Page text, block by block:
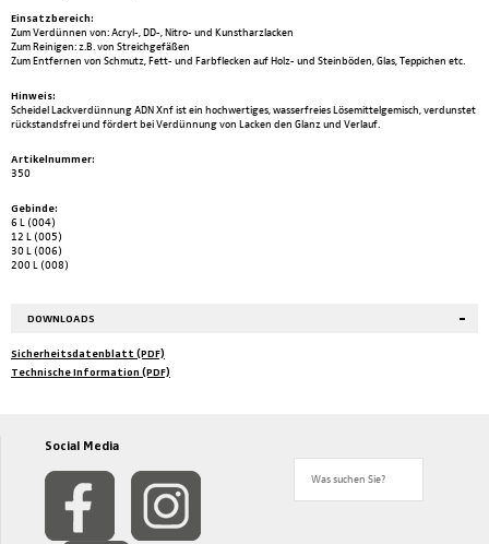
Einsatzbereich:
Zum Verdünnen von: Acryl-, DD-, Nitro- und Kunstharzlacken
Zum Reinigen: z.B. von Streichgefäßen
Zum Entfernen von Schmutz, Fett- und Farbflecken auf Holz- und Steinböden, Glas, Teppichen etc.
Hinweis:
Scheidel Lackverdünnung ADN Xnf ist ein hochwertiges, wasserfreies Lösemittelgemisch, verdunstet
rückstandsfrei und fördert bei Verdünnung von Lacken den Glanz und Verlauf.
Artikelnummer:
350
Gebinde:
6 L (004)
12 L (005)
30 L (006)
200 L (008)
DOWNLOADS
Sicherheitsdatenblatt (PDF)
Technische Information (PDF)
Social Media